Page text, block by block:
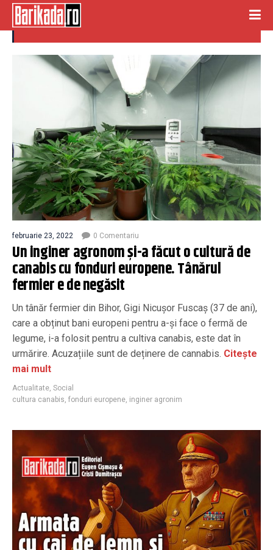
cultura canabis
februarie 23, 2022 0 Comentariu
Un inginer agronom și-a făcut o cultură de
canabis cu fonduri europene. Tânărul
fermier e de negăsit
Un tânăr fermier din Bihor, Gigi Nicuşor Fuscaş (37 de ani),
care a obținut bani europeni pentru a-și face o fermă de
legume, i-a folosit pentru a cultiva canabis, este dat în
urmărire. Acuzațiile sunt de deținere de cannabis. Citește
mai mult
Actualitate, Social
cultura canabis, fonduri europene, inginer agronim